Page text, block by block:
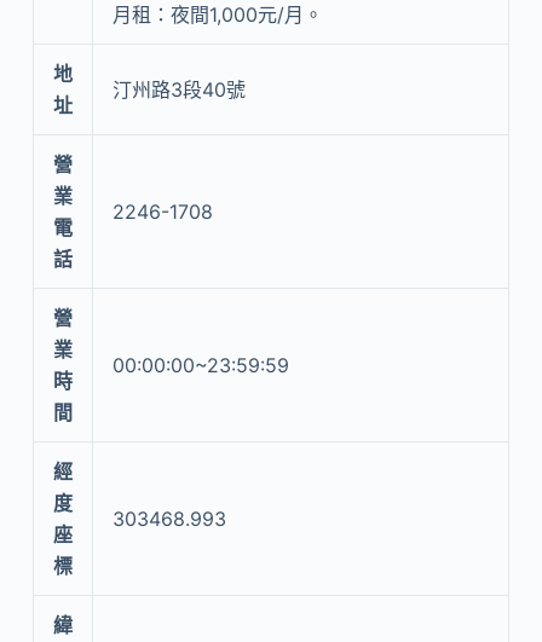
月租：夜間1,000元/月。
地
址
汀州路3段40號
營
業
電
話
2246-1708
營
業
時
間
00:00:00~23:59:59
經
度
座
標
303468.993
緯